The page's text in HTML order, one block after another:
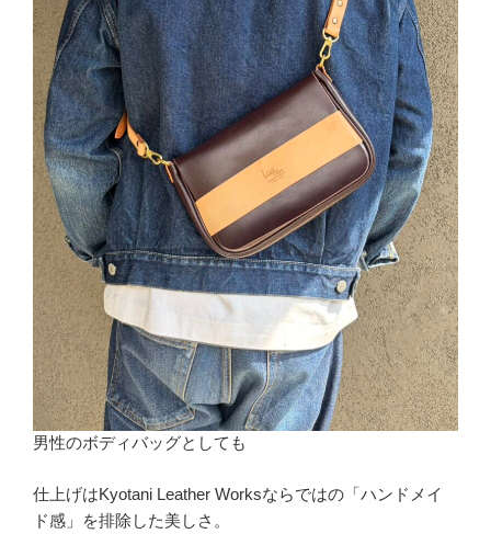
男性のボディバッグとしても
仕上げはKyotani Leather Worksならではの「ハンドメイ
ド感」を排除した美しさ。